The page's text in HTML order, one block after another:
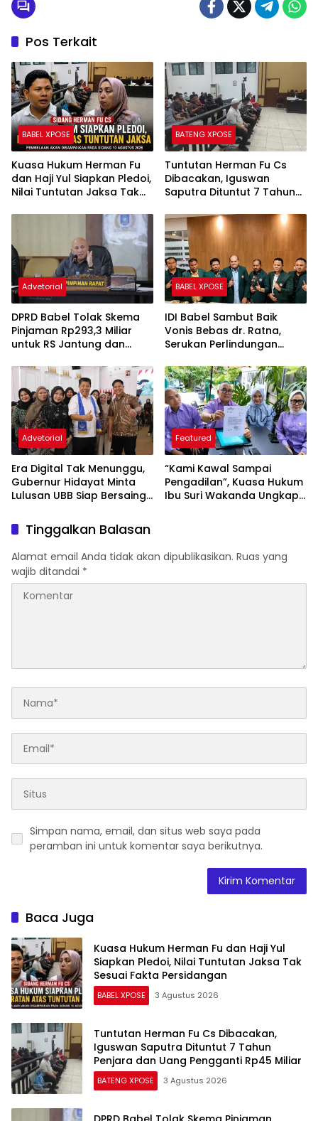
Pos Terkait
BABEL XPOSE
Kuasa Hukum Herman Fu
dan Haji Yul Siapkan Pledoi,
Nilai Tuntutan Jaksa Tak
BATENG XPOSE
Tuntutan Herman Fu Cs
Dibacakan, Iguswan
Saputra Dituntut 7 Tahun
Pengganti Rp45 Miliar
Advetorial
DPRD Babel Tolak Skema
Pinjaman Rp293,3 Miliar
untuk RS Jantung dan
Kejar Royalti Timah
BABEL XPOSE
IDI Babel Sambut Baik
Vonis Bebas dr. Ratna,
Serukan Perlindungan
Tenaga Kesehatan
Advetorial
Era Digital Tak Menunggu,
Gubernur Hidayat Minta
Lulusan UBB Siap Bersaing
Featured
“Kami Kawal Sampai
Pengadilan”, Kuasa Hukum
Ibu Suri Wakanda Ungkap
Tinggalkan Balasan
Alamat email Anda tidak akan dipublikasikan. Ruas yang
wajib ditandai *
Simpan nama, email, dan situs web saya pada
peramban ini untuk komentar saya berikutnya.
Baca Juga
Kuasa Hukum Herman Fu dan Haji Yul
Siapkan Pledoi, Nilai Tuntutan Jaksa Tak
Sesuai Fakta Persidangan
BABEL XPOSE 3 Agustus 2026
Tuntutan Herman Fu Cs Dibacakan,
Iguswan Saputra Dituntut 7 Tahun
Penjara dan Uang Pengganti Rp45 Miliar
BATENG XPOSE 3 Agustus 2026